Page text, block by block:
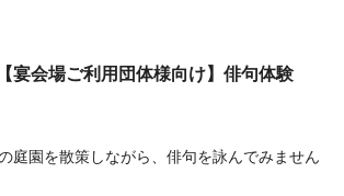
【宴会場ご利用団体様向け】俳句体験
庭園を散策しながら、俳句を詠んでみません